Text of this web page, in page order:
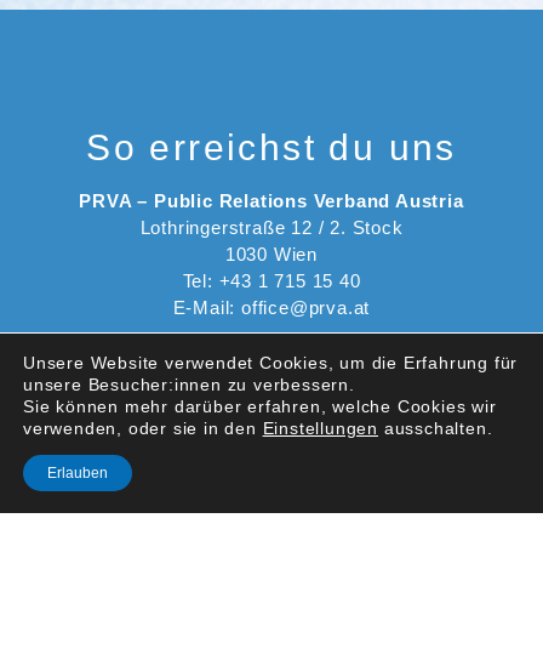
So erreichst du uns
PRVA – Public Relations Verband Austria
Lothringerstraße 12 / 2. Stock
1030 Wien
Tel: +43 1 715 15 40
E-Mail: office@prva.at
Quicklinks
Österreichisches PR-Gütezeichen
Wissenschaftlicher Senat des PRVA
Unsere Website verwendet Cookies, um die Erfahrung für
unsere Besucher:innen zu verbessern.
Sie können mehr darüber erfahren, welche Cookies wir
verwenden, oder sie in den Einstellungen ausschalten.
Erlauben